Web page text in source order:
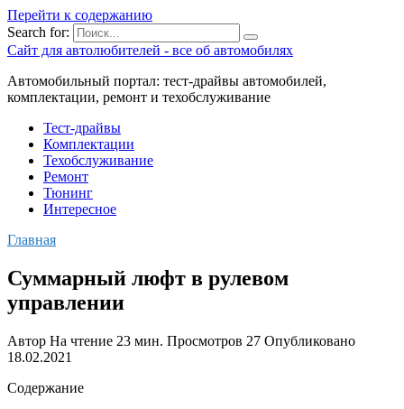
Перейти к содержанию
Search for:
Сайт для автолюбителей - все об автомобилях
Автомобильный портал: тест-драйвы автомобилей,
комплектации, ремонт и техобслуживание
Тест-драйвы
Комплектации
Техобслуживание
Ремонт
Тюнинг
Интересное
Главная
Суммарный люфт в рулевом
управлении
Автор На чтение 23 мин. Просмотров 27 Опубликовано
18.02.2021
Содержание